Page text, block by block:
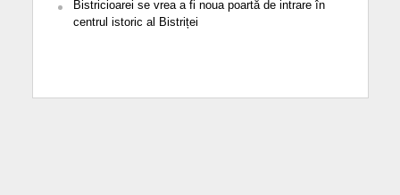
Bistricioarei se vrea a fi noua poartă de intrare în
centrul istoric al Bistriței